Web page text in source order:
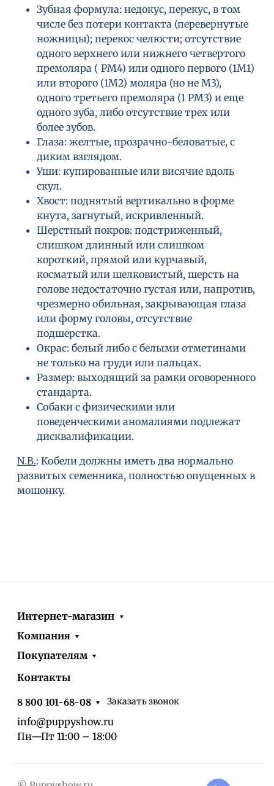
Зубная формула: недокус, перекус, в том
числе без потери контакта (перевернутые
ножницы); перекос челюсти; отсутствие
одного верхнего или нижнего четвертого
премоляра ( РМ4) или одного первого (1М1)
или второго (1М2) моляра (но не М3),
одного третьего премоляра (1 РМ3) и еще
одного зуба, либо отсутствие трех или
более зубов.
Глаза: желтые, прозрачно-беловатые, с
диким взглядом.
Уши: купированные или висячие вдоль
скул.
Хвост: поднятый вертикально в форме
кнута, загнутый, искривленный.
Шерстный покров: подстриженный,
слишком длинный или слишком
короткий, прямой или курчавый,
косматый или шелковистый, шерсть на
голове недостаточно густая или, напротив,
чрезмерно обильная, закрывающая глаза
или форму головы, отсутствие
подшерстка.
Окрас: белый либо с белыми отметинами
не только на груди или пальцах.
Размер: выходящий за рамки оговоренного
стандарта.
Собаки с физическими или
поведенческими аномалиями подлежат
дисквалификации.
N.B.: Кобели должны иметь два нормально
развитых семенника, полностью опущенных в
мошонку.
Интернет-магазин
Компания
Покупателям
Контакты
8 800 101-68-08 Заказать звонок
info@puppyshow.ru
Пн—Пт 11:00 – 18:00